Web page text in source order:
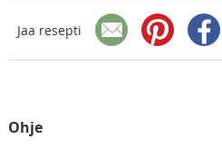
Jaa resepti
Ohje